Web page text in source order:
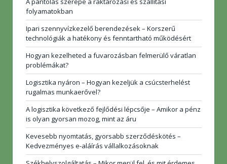
folyamatokban
Ipari szennyvízkezelő berendezések – Korszerű
technológiák a hatékony és fenntartható működésért
Hogyan kezelheted a fuvarozásban felmerülő váratlan
problémákat?
Logisztika nyáron – Hogyan kezeljük a csúcsterhelést
rugalmas munkaerővel?
A logisztika következő fejlődési lépcsője – Amikor a pénz
is olyan gyorsan mozog, mint az áru
Kevesebb nyomtatás, gyorsabb szerződéskötés –
Kedvezményes e-aláírás vállalkozásoknak